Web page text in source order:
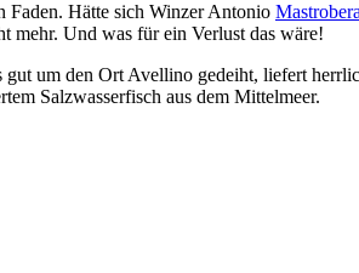
Faden. Hätte sich Winzer Antonio
mehr. Und was für ein Verlust das wäre!
gut um den Ort Avellino gedeiht, liefert
Salzwasserfisch aus dem Mittelmeer.